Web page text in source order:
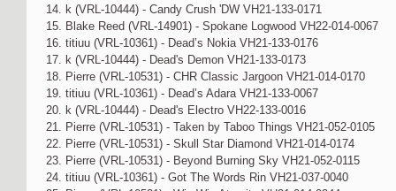
14. k (VRL-10444) - Candy Crush 'DW VH21-133-0171
15. Blake Reed (VRL-14901) - Spokane Logwood VH22-014-0067
16. titiuu (VRL-10361) - Dead’s Nokia VH21-133-0176
17. k (VRL-10444) - Dead's Demon VH21-133-0173
18. Pierre (VRL-10531) - CHR Classic Jargoon VH21-014-0170
19. titiuu (VRL-10361) - Dead’s Adara VH21-133-0067
20. k (VRL-10444) - Dead's Electro VH22-133-0016
21. Pierre (VRL-10531) - Taken by Taboo Things VH21-052-0105
22. Pierre (VRL-10531) - Skull Star Diamond VH21-014-0174
23. Pierre (VRL-10531) - Beyond Burning Sky VH21-052-0115
24. titiuu (VRL-10361) - Got The Words Rin VH21-037-0040